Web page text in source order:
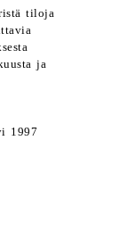
tiloja
ja
1997